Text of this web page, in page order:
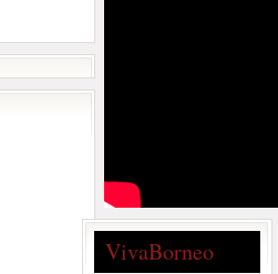
VivaBorneo